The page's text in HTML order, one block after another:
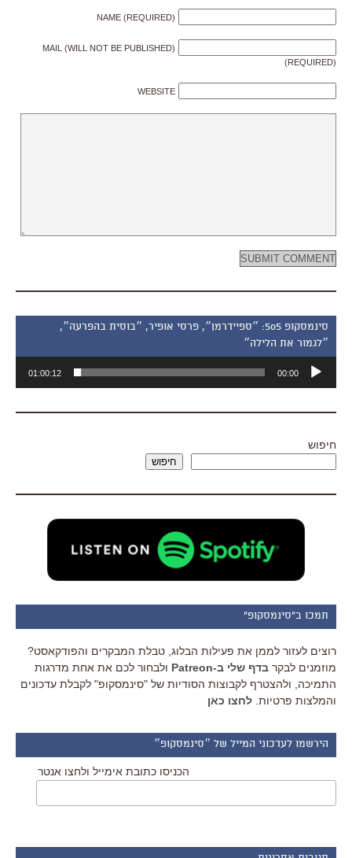
NAME (REQUIRED)
MAIL (WILL NOT BE PUBLISHED)
(REQUIRED)
WEBSITE
סינמסקופ 505: ״ספיידרמן״, פרסי אופיר, ״בוסית בהפרעה״,
״לגמור את הלילה״
אודיו
00:00
01:00:12
חיפוש
חיפוש
תמכו ב"סינמסקופ"
רוצים לעזור לממן את פעילות הבלוג, טבלת המבקרים והפודקאסט?
מוזמנים לבקר בדף שלי ב-Patreon
ולבחור לכם את אחת מדרגות
התמיכה, ולהצטרף לקבוצות הסודיות של "סינמסקופ" לקבלת עדכונים
והמלצות פרטיות. לחצו כאן
הירשמו לעדכוני המייל של ״סינמסקופ״
הכניסו כתובת אימייל ולחצו אנטר